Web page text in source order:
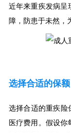
近年来重疾发病呈
障，防患于未然，
选择合适的保额
选择合适的重疾险
医疗费用。假设